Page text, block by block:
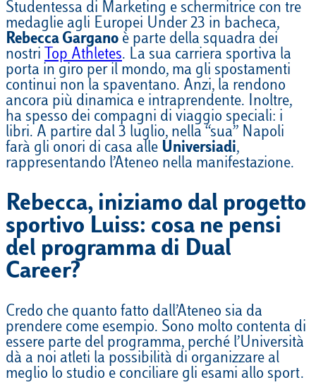
Studentessa di Marketing e schermitrice con tre
medaglie agli Europei Under 23 in bacheca,
Rebecca Gargano è parte della squadra dei
nostri Top Athletes. La sua carriera sportiva la
porta in giro per il mondo, ma gli spostamenti
continui non la spaventano. Anzi, la rendono
ancora più dinamica e intraprendente. Inoltre,
ha spesso dei compagni di viaggio speciali: i
libri. A partire dal 3 luglio, nella “sua” Napoli
farà gli onori di casa alle Universiadi,
rappresentando l’Ateneo nella manifestazione.
Rebecca, iniziamo dal progetto
sportivo Luiss: cosa ne pensi
del programma di Dual
Career?
Credo che quanto fatto dall’Ateneo sia da
prendere come esempio. Sono molto contenta di
essere parte del programma, perché l’Università
dà a noi atleti la possibilità di organizzare al
meglio lo studio e conciliare gli esami allo sport.